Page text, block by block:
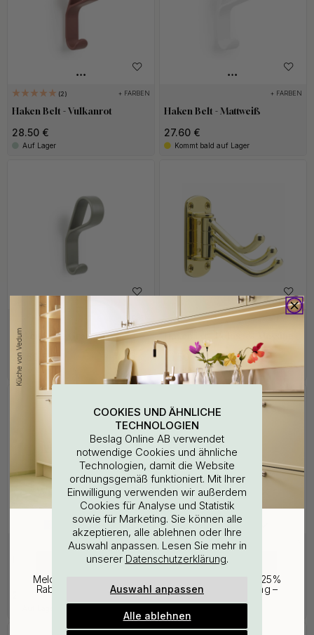
2 + FARBEN
Haken Belt - Vulkanrot
28.50 €
Auf Lager
+ FARBEN
Haken Belt - Mattweiß
27.60 €
Kommt bald auf Lager
Haken Belt - Grau
27.60 €
9 + FARBEN
Haken Lyr - Poliertes Messing
21.50 €
Auf Lager
Haken Lyr - Chrom
21.50 €
14
Haken Lagan - Chrom
10.80 €
COOKIES UND ÄHNLICHE
TECHNOLOGIEN
Beslag Online AB verwendet
notwendige Cookies und ähnliche
Technologien, damit die Website
ordnungsgemäß funktioniert. Mit Ihrer
Einwilligung verwenden wir außerdem
Cookies für Analyse und Statistik
sowie für Marketing. Sie können alle
akzeptieren, alle ablehnen oder Ihre
Auswahl anpassen. Lesen Sie mehr in
unserer Datenschutzerklärung.
Auswahl anpassen
Alle ablehnen
WOULD YOU RATHER VISIT?
EU
CHANGE COUNTRY
25% Rabatt auf deinen
günstigsten Artikel
Melde dich für unseren Newsletter an und erhalte 25%
Rabatt auf den günstigsten Artikel deiner Bestellung –
plus Inspiration und exklusive Angebote.
Gültig bis zum 31. August